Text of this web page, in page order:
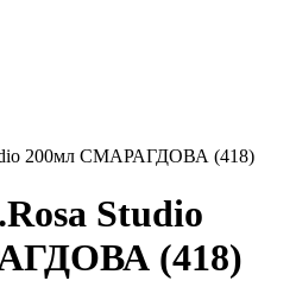
200мл СМАРАГДОВА (418)
Studio
(418)